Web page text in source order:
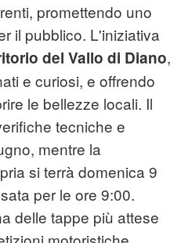
promettendo uno
il pubblico. L'iniziativa
del Vallo di Diano,
e curiosi, e offrendo
le bellezze locali. Il
tecniche e
mentre la
si terrà domenica 9
per le ore 9:00.
delle tappe più attese